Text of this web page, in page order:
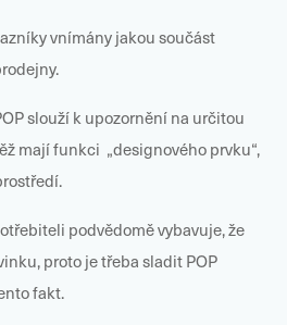
vnímány jakou součást
slouží k upozornění na určitou
mají funkci „designového prvku“,
podvědomě vybavuje, že
proto je třeba sladit POP
fakt.